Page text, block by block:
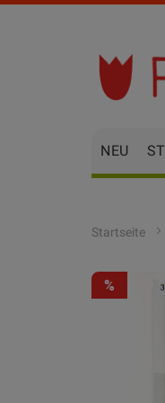
Inhalt
springen
NEU
Startseite
Zum
Ende
-64.03%